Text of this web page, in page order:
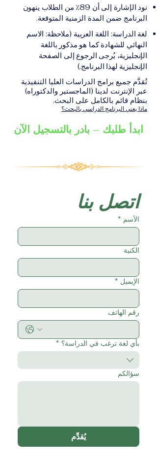
الإلكترونيقد يُطلب تقديم
مستندات إضافية حسب
البرنامج والمؤسسة التعليمية
الأكاديمية المناسبة للبرنامج،
والتي تصدر عن المؤسسة
التعليمية المسؤولة عن تقديم
البرنامج ضمن شبكة VBNN
Smart Education Group.
نود الإشارة إلى أن 89٪ من الطلاب ينهون
البرنامج ضمن المدة الزمنية المتوقعة.
لغة الدراسة: اللغة العربية (ملاحظة: الاسم
النهائي للشهادة كما هو مذكور باللغة
الإنجليزية، يُرجى الرجوع إلى الصفحة
الإنجليزية لهذا البرنامج.)
تُقدَّم جميع برامج الدراسات العليا التنفيذية
عبر الإنترنت لدينا (الماجستير والدكتوراه)
بنظام قائم بالكامل على البحث.
ماذا يعني البرنامج الدراسي بالبحث؟
ابدأ طلبك – بادر بالتسجيل الآن
اتصل بنا
الأسم *
الكنية
الإيميل *
رقم الهاتف
بأي لغة ترغب في الدراسة؟ *
سؤالكم
يُقدِّم